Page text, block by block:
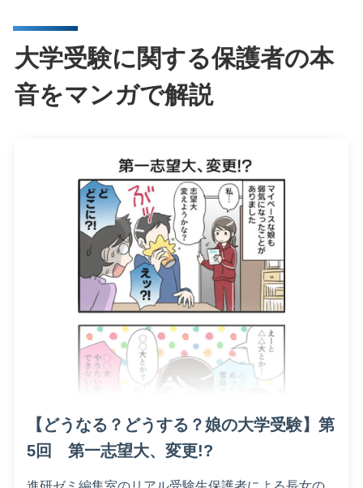
大学受験に関する保護者の本
音をマンガで解説
【どうなる？どうする？娘の大学受験】第
5回 第一志望大、変更!?